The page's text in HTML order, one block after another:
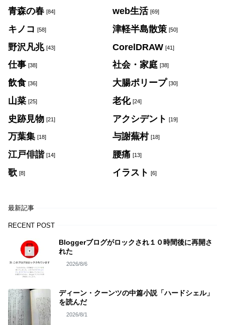
青森の春 [84] web生活 [69]
キノコ [58] 津軽半島散策 [50]
野沢凡兆 [43] CorelDRAW [41]
仕事 [38] 社会・家庭 [38]
飲食 [36] 大腸ポリープ [30]
山菜 [25] 老化 [24]
史跡見物 [21] アクシデント [19]
万葉集 [18] 与謝蕪村 [18]
江戸俳諧 [14] 腰痛 [13]
歌 [8] イラスト [6]
最新記事
RECENT POST
Bloggerブログがロックされ１０時間後に再開さ
れた
2026/8/6
ディーン・クーンツの中篇小説「ハードシェル」
を読んだ
2026/8/1